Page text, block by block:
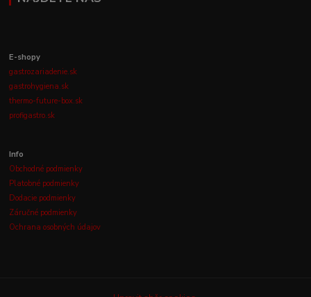
E-shopy
gastrozariadenie.sk
gastrohygiena.sk
thermo-future-box.sk
profigastro.sk
Info
Obchodné podmienky
Platobné podmienky
Dodacie podmienky
Záručné podmienky
Ochrana osobných údajov